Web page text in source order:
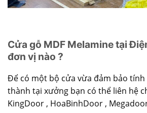
Cửa gỗ MDF Melamine tại
đơn vị nào ?
Để có một bộ cửa vừa đảm bảo tính
thành tại xưởng bạn có thể liên hệ
KingDoor , HoaBinhDoor ,